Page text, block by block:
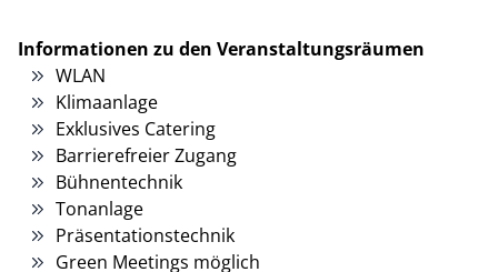
Informationen zu den Veranstaltungsräumen
WLAN
Klimaanlage
Exklusives Catering
Barrierefreier Zugang
Bühnentechnik
Tonanlage
Präsentationstechnik
Green Meetings möglich